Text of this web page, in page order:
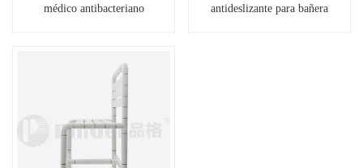
médico antibacteriano
antideslizante para bañera